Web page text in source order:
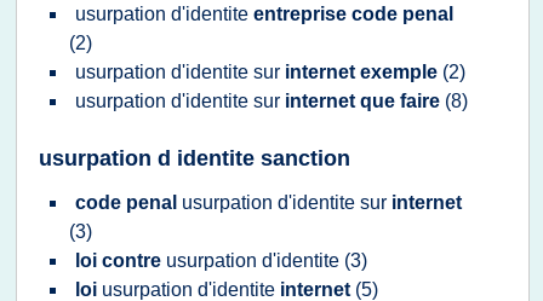
usurpation d'identite entreprise code penal
(2)
usurpation d'identite sur internet exemple (2)
usurpation d'identite sur internet que faire (8)
usurpation d identite sanction
code penal usurpation d'identite sur internet
(3)
loi contre usurpation d'identite (3)
loi usurpation d'identite internet (5)